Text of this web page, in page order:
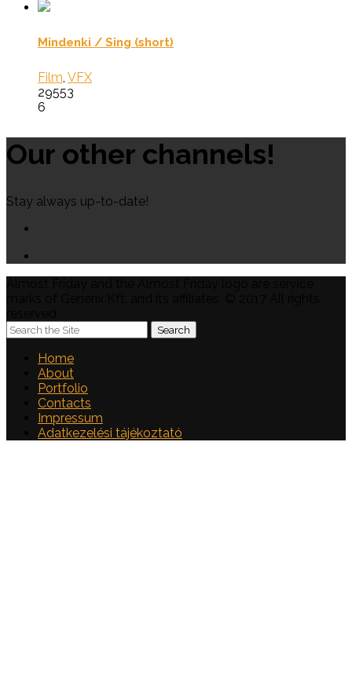
Mindenki / Sing (short)
Film VFX
29553
6
Our other channels!
Stay always up-to-date!
Home
About
Portfolio
Contacts
Impressum
Adatkezelési tájékoztató